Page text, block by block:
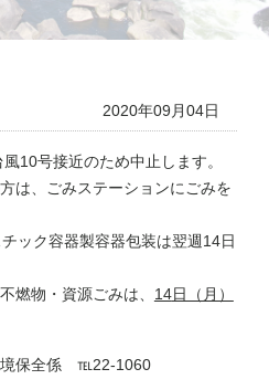
2020年09月04日
風10号接近のため中止します。
は、ごみステーションにごみを
ック容器製容器包装は翌週 14日
燃物・資源ごみは、 14日（月）
境保全係 ℡22-1060